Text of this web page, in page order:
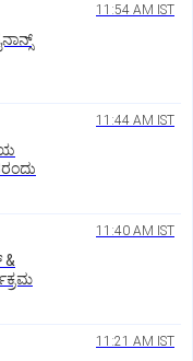
11:54 AM IST
11:44 AM IST
11:40 AM IST
&
11:21 AM IST